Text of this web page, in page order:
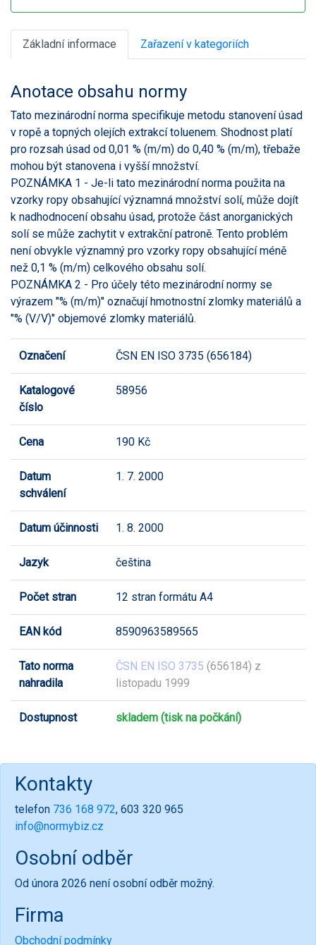
Základní informace Zařazení v kategoriích
Anotace obsahu normy
Tato mezinárodní norma specifikuje metodu stanovení úsad
v ropě a topných olejích extrakcí toluenem. Shodnost platí
pro rozsah úsad od 0,01 % (m/m) do 0,40 % (m/m), třebaže
mohou být stanovena i vyšší množství.
POZNÁMKA 1 - Je-li tato mezinárodní norma použita na
vzorky ropy obsahující významná množství solí, může dojít
k nadhodnocení obsahu úsad, protože část anorganických
solí se může zachytit v extrakční patroně. Tento problém
není obvykle významný pro vzorky ropy obsahující méně
než 0,1 % (m/m) celkového obsahu solí.
POZNÁMKA 2 - Pro účely této mezinárodní normy se
výrazem "% (m/m)" označují hmotnostní zlomky materiálů a
"% (V/V)" objemové zlomky materiálů.
Označení ČSN EN ISO 3735 (656184)
Katalogové
číslo
58956
Cena 190 Kč
Datum
schválení
1. 7. 2000
Datum účinnosti 1. 8. 2000
Jazyk čeština
Počet stran 12 stran formátu A4
EAN kód 8590963589565
Tato norma
nahradila
ČSN EN ISO 3735 (656184) z
listopadu 1999
Dostupnost skladem (tisk na počkání)
Kontakty
telefon 736 168 972, 603 320 965
info@normybiz.cz
Osobní odběr
Od února 2026 není osobní odběr možný.
Firma
Obchodní podmínky